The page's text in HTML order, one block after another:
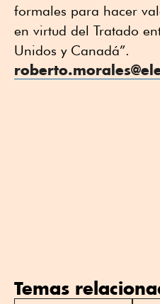
formales para hacer
en virtud del Tratado
Unidos y Canadá”.
Temas